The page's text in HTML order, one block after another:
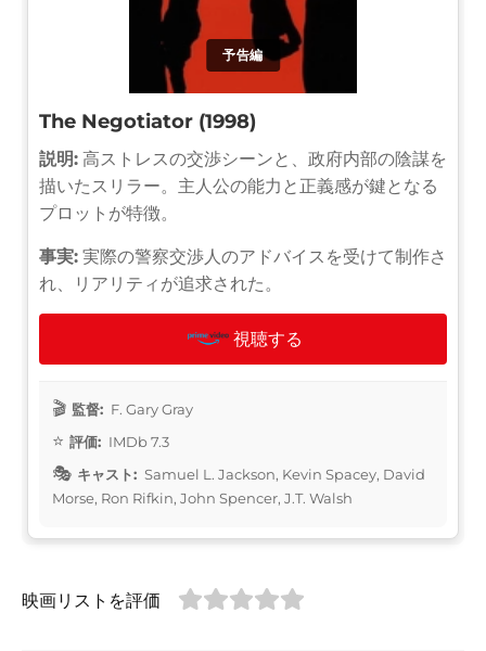
予告編
The Negotiator (1998)
説明: 高ストレスの交渉シーンと、政府内部の陰謀を
描いたスリラー。主人公の能力と正義感が鍵となる
プロットが特徴。
事実: 実際の警察交渉人のアドバイスを受けて制作さ
れ、リアリティが追求された。
視聴する
監督: F. Gary Gray
評価: IMDb 7.3
キャスト: Samuel L. Jackson, Kevin Spacey, David
Morse, Ron Rifkin, John Spencer, J.T. Walsh
映画リストを評価